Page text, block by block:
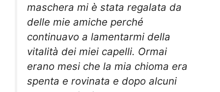
maschera mi è stata regalata da
delle mie amiche perché
continuavo a lamentarmi della
vitalità dei miei capelli. Ormai
erano mesi che la mia chioma era
spenta e rovinata e dopo alcuni